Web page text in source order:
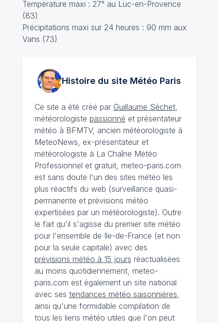
Température maxi : 27° au Luc-en-Provence
(83)
Précipitations maxi sur 24 heures : 90 mm aux
Vans (73)
Histoire du site MétéoParis
Ce site a été créé par Guillaume Séchet,
météorologiste passionné et présentateur
météo à BFMTV, ancien météorologiste à
MeteoNews, ex-présentateur et
météorologiste à La Chaîne Météo
Professionnel et gratuit, meteo-paris.com
est sans doute l'un des sites météo les
plus réactifs du web (surveillance quasi-
permanente et prévisions météo
expertisées par un météorologiste). Outre
le fait qu'il s'agisse du premier site météo
pour l'ensemble de Ile-de-France (et non
pour la seule capitale) avec des
prévisions météo à 15 jours réactualisées
au moins quotidiennement, meteo-
paris.com est également un site national
avec ses tendances météo saisonnières,
ainsi qu'une formidable compilation de
tous les liens météo utiles que l'on peut